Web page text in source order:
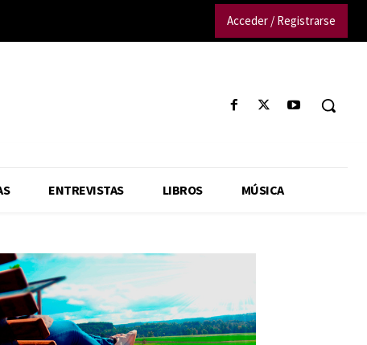
Acceder / Registrarse
ENTREVISTAS LIBROS MÚSICA